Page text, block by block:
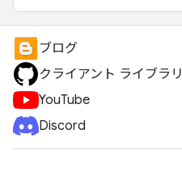
ブログ
クライアント ライブラリ
YouTube
Discord